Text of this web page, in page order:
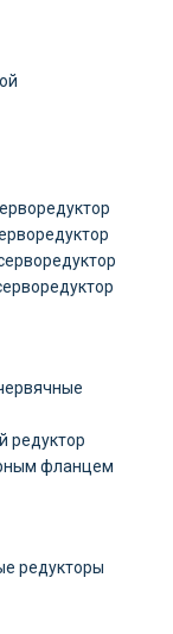
редуктор
фланцем
редукторы